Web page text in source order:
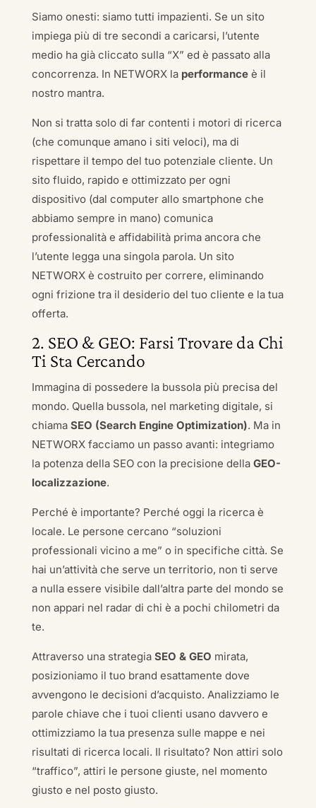
Siamo onesti: siamo tutti impazienti. Se un sito
impiega più di tre secondi a caricarsi, l’utente
medio ha già cliccato sulla “X” ed è passato alla
concorrenza. In NETWORX la performanceè il
nostro mantra.
Non si tratta solo di far contenti i motori di ricerca
(che comunque amano i siti veloci), ma di
rispettare il tempo del tuo potenziale cliente. Un
sito fluido, rapido e ottimizzato per ogni
dispositivo (dal computer allo smartphone che
abbiamo sempre in mano) comunica
professionalità e affidabilità prima ancora che
l’utente legga una singola parola. Un sito
NETWORX è costruito per correre, eliminando
ogni frizione tra il desiderio del tuo cliente e la tua
offerta.
2. SEO & GEO: Farsi Trovare da Chi
Ti Sta Cercando
Immagina di possedere la bussola più precisa del
mondo. Quella bussola, nel marketing digitale, si
chiama SEO (Search Engine Optimization). Ma in
NETWORX facciamo un passo avanti: integriamo
la potenza della SEO con la precisione della GEO-
localizzazione.
Perché è importante? Perché oggi la ricerca è
locale. Le persone cercano “soluzioni
professionali vicino a me” o in specifiche città. Se
hai un’attività che serve un territorio, non ti serve
a nulla essere visibile dall’altra parte del mondo se
non appari nel radar di chi è a pochi chilometri da
te.
Attraverso una strategia SEO & GEO mirata,
posizioniamo il tuo brand esattamente dove
avvengono le decisioni d’acquisto. Analizziamo le
parole chiave che i tuoi clienti usano davvero e
ottimizziamo la tua presenza sulle mappe e nei
risultati di ricerca locali. Il risultato? Non attiri solo
“traffico”, attiri le persone giuste, nel momento
giusto e nel posto giusto.